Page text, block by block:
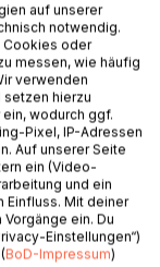
im
dieses allseits
auf unserer
notwendig.
Cookies oder
messen, wie häufig
verwenden
hierzu
wodurch ggf.
Pixel, IP-Adressen
Auf unserer Seite
ein (Video-
und ein
Einfluss. Mit deiner
ein. Du
Einstellungen“)
BoD-Impressum)